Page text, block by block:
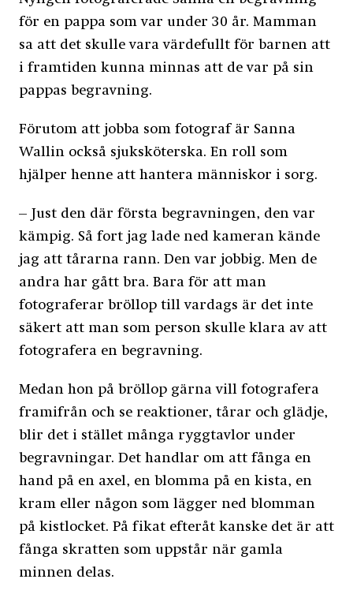
för en pappa som var under 30 år. Mamman
sa att det skulle vara värdefullt för barnen att
i framtiden kunna minnas att de var på sin
pappas begravning.
Förutom att jobba som fotograf är Sanna
Wallin också sjuksköterska. En roll som
hjälper henne att hantera människor i sorg.
– Just den där första begravningen, den var
kämpig. Så fort jag lade ned kameran kände
jag att tårarna rann. Den var jobbig. Men de
andra har gått bra. Bara för att man
fotograferar bröllop till vardags är det inte
säkert att man som person skulle klara av att
fotografera en begravning.
Medan hon på bröllop gärna vill fotografera
framifrån och se reaktioner, tårar och glädje,
blir det i stället många ryggtavlor under
begravningar. Det handlar om att fånga en
hand på en axel, en blomma på en kista, en
kram eller någon som lägger ned blomman
på kistlocket. På fikat efteråt kanske det är att
fånga skratten som uppstår när gamla
minnen delas.